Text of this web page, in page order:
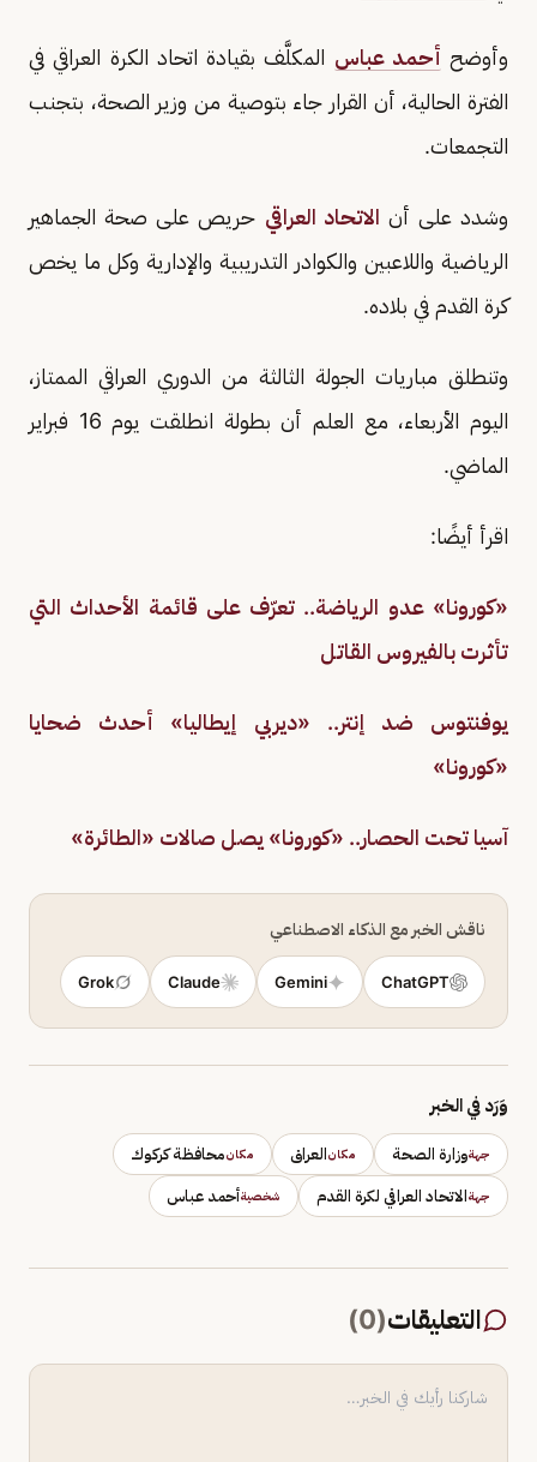
وأوضح أحمد عباس المكلَّف بقيادة اتحاد الكرة العراقي في
الفترة الحالية، أن القرار جاء بتوصية من وزير الصحة، بتجنب
التجمعات.
وشدد على أن الاتحاد العراقي حريص على صحة الجماهير
الرياضية واللاعبين والكوادر التدريبية والإدارية وكل ما يخص
كرة القدم في بلاده.
وتنطلق مباريات الجولة الثالثة من الدوري العراقي الممتاز،
اليوم الأربعاء، مع العلم أن بطولة انطلقت يوم 16 فبراير
الماضي.
اقرأ أيضًا:
«كورونا» عدو الرياضة.. تعرّف على قائمة الأحداث التي
تأثرت بالفيروس القاتل
يوفنتوس ضد إنتر.. «ديربي إيطاليا» أحدث ضحايا
«كورونا»
آسيا تحت الحصار.. «كورونا» يصل صالات «الطائرة»
ناقش الخبر مع الذكاء الاصطناعي
ChatGPT
Gemini
Claude
Grok
وَرَد في الخبر
جهةوزارة الصحة مكانالعراق مكانمحافظة كركوك
جهةالاتحاد العراقي لكرة القدم شخصيةأحمد عباس
التعليقات(
0
)